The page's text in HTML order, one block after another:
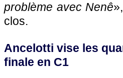
problème avec Nenê
clos.
Ancelotti vise les
finale en C1